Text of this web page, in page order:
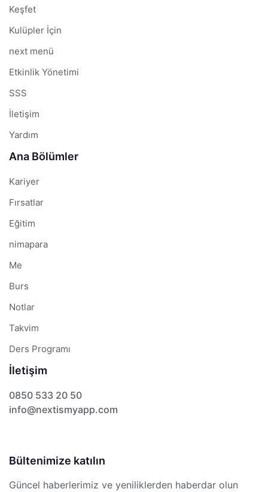
Keşfet
Kulüpler İçin
next menü
Etkinlik Yönetimi
SSS
İletişim
Yardım
Ana Bölümler
Kariyer
Fırsatlar
Eğitim
nimapara
Me
Burs
Notlar
Takvim
Ders Programı
İletişim
0850 533 20 50
info@nextismyapp.com
Bültenimize katılın
Güncel haberlerimiz ve yeniliklerden haberdar olun